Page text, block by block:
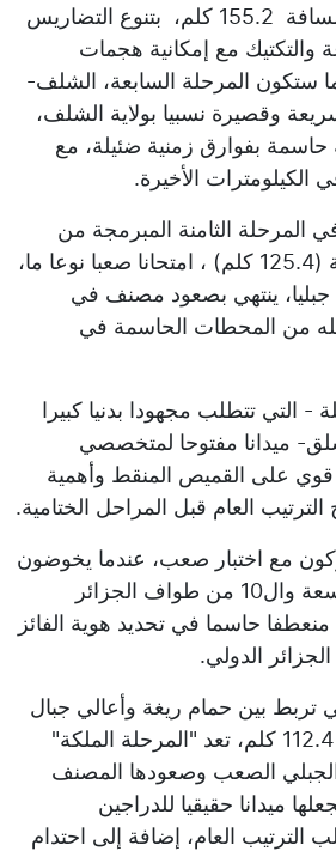
مستغانم نحو تنس، لمسافة 155.2 كلم، بتنوع التضاريس
مع إمكانية هجمات
ستكون المرحلة السابعة، الشلف-
كلم) سريعة وقصيرة نسبيا بولاية الشلف،
حاسمة بفوارق زمنية ضئيلة، مع
الكيلومترات الأخيرة.
المرحلة الثامنة المبرمجة من
الشلف الى حمام ريغة (125.4 كلم) ، امتحانا صعبا نوعا ما،
ينتهي بصعود مصنف في
من المحطات الحاسمة في
التي تتطلب مجهودا بدنيا كبيرا
ميدانا مفتوحا لمتخصصي
على القميص المنقط وأهمية
العام قبل المراحل الختامية.
مع اختبار صعب، عندما يخوضون
سباقي المرحلتين التاسعة وال10 من طواف الجزائر
حاسما في تحديد هوية الفائز
تربط بين حمام ريغة وأعالي جبال
الشريعة على مسافة 112.4 كلم، تعد "المرحلة الملكة"
الجبلي الصعب وصعودها المصنف
ميدانا حقيقيا للدراجين
الترتيب العام، إضافة إلى احتدام